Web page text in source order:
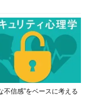
だけど、3つの異なる
保護（復元）」がな
時の構成」を取り戻せ
不信感”をベースに考える